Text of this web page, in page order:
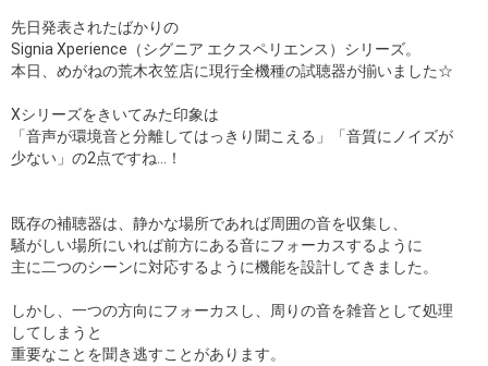
先日発表されたばかりの
Signia Xperience（シグニア エクスペリエンス）シリーズ。
本日、めがねの荒木衣笠店に現行全機種の試聴器が揃いました☆
Xシリーズをきいてみた印象は
「音声が環境音と分離してはっきり聞こえる」「音質にノイズが
少ない」の2点ですね…！
既存の補聴器は、静かな場所であれば周囲の音を収集し、
騒がしい場所にいれば前方にある音にフォーカスするように
主に二つのシーンに対応するように機能を設計してきました。
しかし、一つの方向にフォーカスし、周りの音を雑音として処理
してしまうと
重要なことを聞き逃すことがあります。